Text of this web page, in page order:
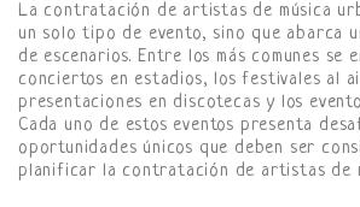
La contratación de artistas de música
un solo tipo de evento, sino que abarca
de escenarios. Entre los más comunes se
conciertos en estadios, los festivales al
presentaciones en discotecas y los
Cada uno de estos eventos presenta
oportunidades únicos que deben ser
planificar la contratación de artistas de